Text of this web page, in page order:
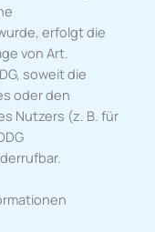
erfolgt die
von Art.
soweit die
oder den
Nutzers (z. B. für